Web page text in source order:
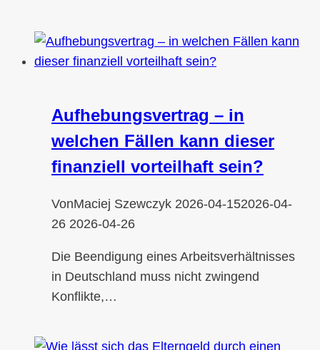
Aufhebungsvertrag – in
welchen Fällen kann dieser
finanziell vorteilhaft sein?
VonMaciej Szewczyk 2026-04-152026-04-
26 2026-04-26
Die Beendigung eines Arbeitsverhältnisses
in Deutschland muss nicht zwingend
Konflikte,…